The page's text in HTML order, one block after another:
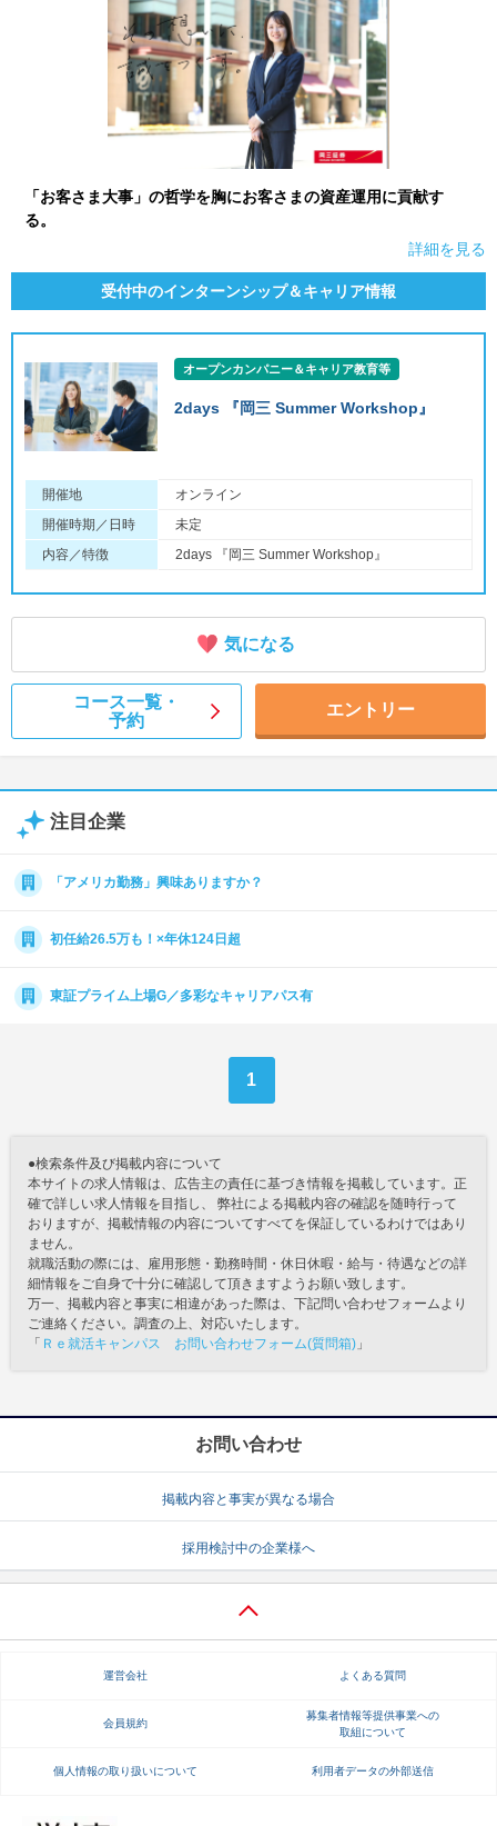
「お客さま大事」の哲学を胸にお客さまの資産運用に貢献す
る。
詳細を見る
受付中のインターンシップ＆キャリア情報
オープンカンパニー＆キャリア教育等
2days 『岡三 Summer Workshop』
開催地
オンライン
開催時期／日時
未定
内容／特徴
2days 『岡三 Summer Workshop』
気になる
コース一覧・
予約
エントリー
注目企業
「アメリカ勤務」興味ありますか？
初任給26.5万も！×年休124日超
東証プライム上場G／多彩なキャリアパス有
1
●検索条件及び掲載内容について
本サイトの求人情報は、広告主の責任に基づき情報を掲載しています。正
確で詳しい求人情報を目指し、 弊社による掲載内容の確認を随時行って
おりますが、掲載情報の内容についてすべてを保証しているわけではあり
ません。
就職活動の際には、雇用形態・勤務時間・休日休暇・給与・待遇などの詳
細情報をご自身で十分に確認して頂きますようお願い致します。
万一、掲載内容と事実に相違があった際は、下記問い合わせフォームより
ご連絡ください。調査の上、対応いたします。
「 Ｒｅ就活キャンパス お問い合わせフォーム(質問箱) 」
お問い合わせ
掲載内容と事実が異なる場合
採用検討中の企業様へ
運営会社 よくある質問
会員規約
募集者情報等提供事業への
取組について
個人情報の取り扱いについて 利用者データの外部送信